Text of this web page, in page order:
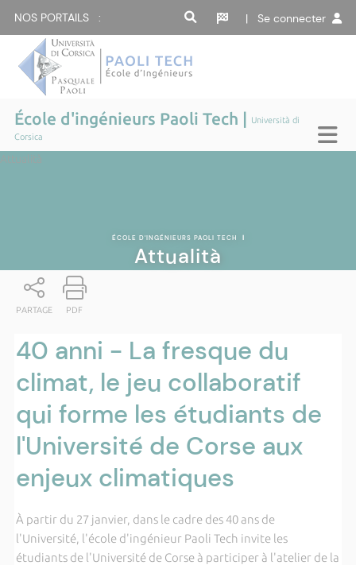
NOS PORTAILS : | Se connecter
École d'ingénieurs Paoli Tech |
Università di
Corsica
Attualità
ÉCOLE D'INGÉNIEURS PAOLI TECH |
Attualità
PARTAGE PDF
40 anni - La fresque du
climat, le jeu collaboratif
qui forme les étudiants de
l'Université de Corse aux
enjeux climatiques
À partir du 27 janvier, dans le cadre des 40 ans de
l'Université, l'école d'ingénieur Paoli Tech invite les
étudiants de l'Université de Corse à participer à l'atelier de la